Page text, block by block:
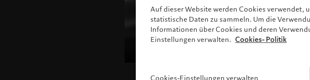
Auf dieser Website werden Cookies verwendet,
statistische Daten zu sammeln. Um die
Informationen über Cookies und deren
Einstellungen verwalten. Cookies- Politik